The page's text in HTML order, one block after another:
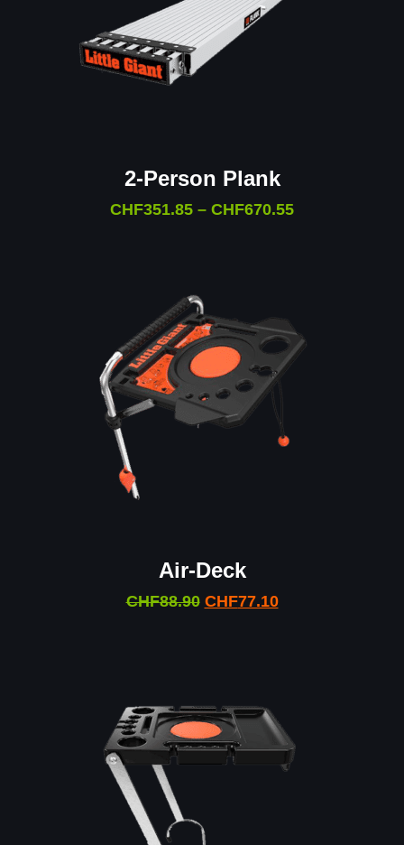
2-Person Plank
CHF351.85 – CHF670.55
Air-Deck
CHF88.90 CHF77.10